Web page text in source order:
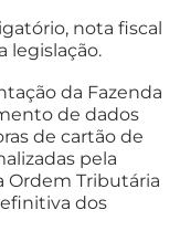
nota fiscal
legislação.
da Fazenda
de dados
de cartão de
pela
Ordem Tributária
dos